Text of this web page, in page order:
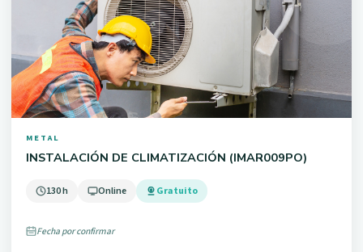
METAL
INSTALACIÓN DE CLIMATIZACIÓN (IMAR009PO)
130 h Online Gratuito
Fecha por confirmar